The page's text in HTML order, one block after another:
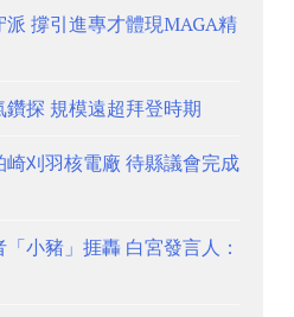
撐引進專才體現MAGA精
探 規模遠超拜登時期
崎刈羽核電廠 待縣議會完成
小豬」捱轟 白宮發言人：